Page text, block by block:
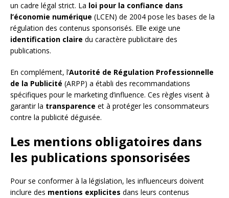
un cadre légal strict. La loi pour la confiance dans
l’économie numérique (LCEN) de 2004 pose les bases de la
régulation des contenus sponsorisés. Elle exige une
identification claire du caractère publicitaire des
publications.
En complément, l’Autorité de Régulation Professionnelle
de la Publicité (ARPP) a établi des recommandations
spécifiques pour le marketing d’influence. Ces règles visent à
garantir la transparence et à protéger les consommateurs
contre la publicité déguisée.
Les mentions obligatoires dans
les publications sponsorisées
Pour se conformer à la législation, les influenceurs doivent
inclure des mentions explicites dans leurs contenus